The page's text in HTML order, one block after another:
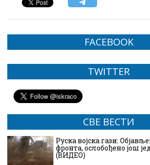
FACEBOOK
TWITTER
СВЕ ВЕСТИ
Руска војска гази:
фронта, ослобођено још
(ВИДЕО)